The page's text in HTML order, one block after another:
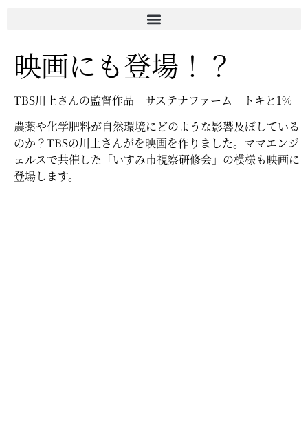
映画にも登場！？
TBS川上さんの監督作品 サステナファーム トキと1%
農薬や化学肥料が自然環境にどのような影響及ぼしている
のか？TBSの川上さんがを映画を作りました。ママエンジ
ェルスで共催した「いすみ市視察研修会」の模様も映画に
登場します。